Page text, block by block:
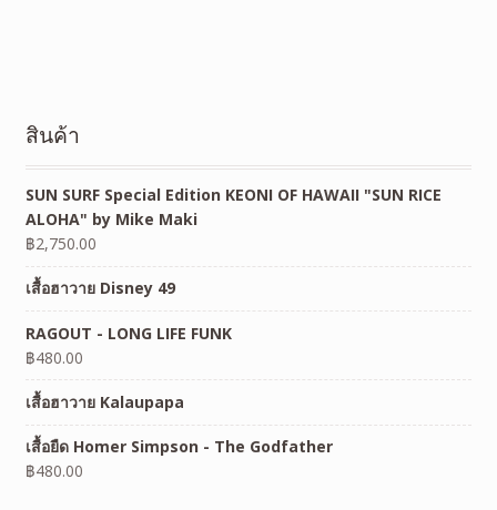
สินค้า
SUN SURF Special Edition KEONI OF HAWAII "SUN RICE
ALOHA" by Mike Maki
฿2,750.00
เสื้อฮาวาย Disney 49
RAGOUT - LONG LIFE FUNK
฿480.00
เสื้อฮาวาย Kalaupapa
เสื้อยืด Homer Simpson - The Godfather
฿480.00